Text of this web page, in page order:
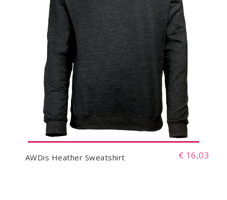
AWDis Heather Sweatshirt € 16,03